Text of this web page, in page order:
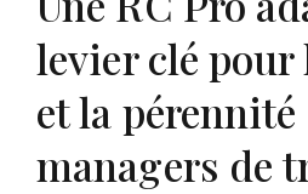
levier clé pour
et la pérennité
managers de